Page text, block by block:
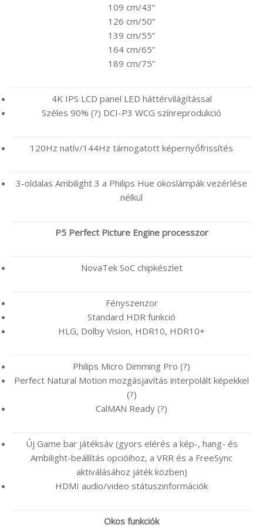
109 cm/43”
126 cm/50”
139 cm/55”
164 cm/65”
189 cm/75”
4K IPS LCD panel LED háttérvilágítással
Széles 90% (?) DCI-P3 WCG színreprodukció
120Hz natív/144Hz támogatott képernyőfrissítés
3-oldalas Ambilight 3 a Philips Hue okoslámpák vezérlése
nélkül
P5 Perfect Picture Engine processzor
NovaTek SoC chipkészlet
Fényszenzor
Standard HDR funkció
HLG, Dolby Vision, HDR10, HDR10+
Philips Micro Dimming Pro (?)
Perfect Natural Motion mozgásjavítás interpolált képekkel
(?)
CalMAN Ready (?)
Új Game bar játéksáv (gyors elérés a kép-, hang- és
Ambilight-beállítás opcióihoz, a VRR és a FreeSync
aktiválásához játék közben)
HDMI audio/video státuszinformációk
Okos funkciók